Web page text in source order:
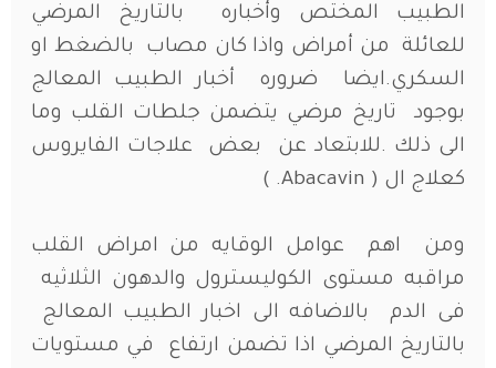
الطبيب المختص وأخباره بالتاريخ المرضي
للعائلة من أمراض واذا كان مصاب بالضغط او
السكري.ايضا ضروره أخبار الطبيب المعالج
بوجود تاريخ مرضي يتضمن جلطات القلب وما
الى ذلك .للابتعاد عن بعض علاجات الفايروس
كعلاج ال ( Abacavin. )
ومن اهم عوامل الوقايه من امراض القلب
مراقبه مستوى الكوليسترول والدهون الثلاثيه
فى الدم بالاضافه الى اخبار الطبيب المعالج
بالتاريخ المرضي اذا تضمن ارتفاع في مستويات